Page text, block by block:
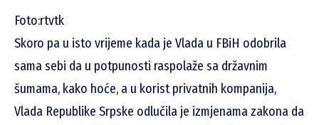
Foto:rtvtk
Skoro pa u isto vrijeme kada je Vlada u FBiH odobrila
sama sebi da u potpunosti raspolaže sa državnim
šumama, kako hoće, a u korist privatnih kompanija,
Vlada Republike Srpske odlučila je izmjenama zakona da